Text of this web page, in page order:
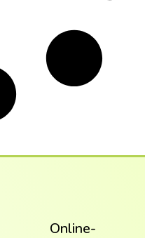
Online-